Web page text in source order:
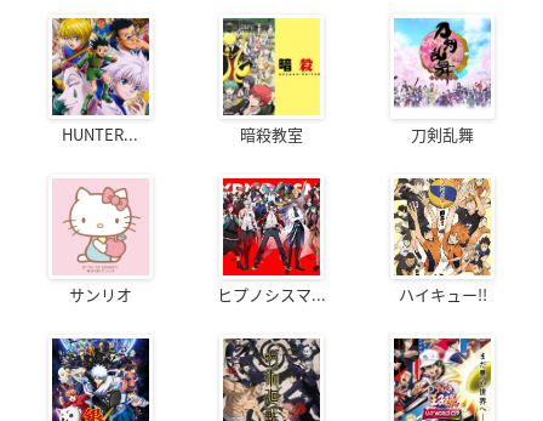
HUNTER... 暗殺教室 刀剣乱舞
サンリオ ヒプノシスマ... ハイキュー!!